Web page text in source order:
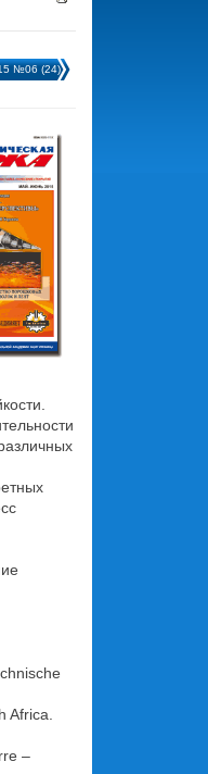
№06 (24)
Africa.
–